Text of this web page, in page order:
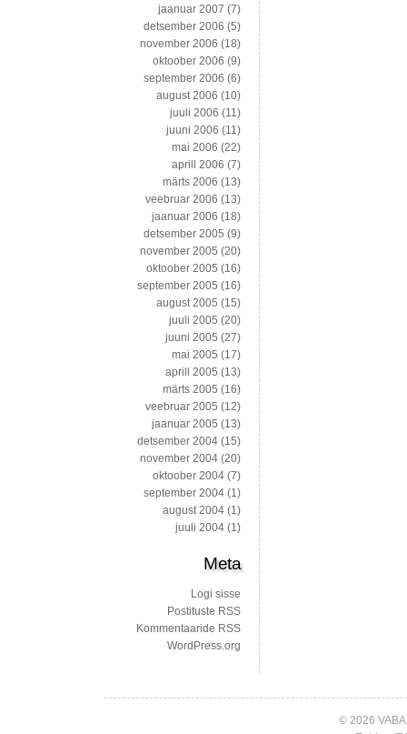
jaanuar 2007 (7)
detsember 2006 (5)
november 2006 (18)
oktoober 2006 (9)
september 2006 (6)
august 2006 (10)
juuli 2006 (11)
juuni 2006 (11)
mai 2006 (22)
aprill 2006 (7)
märts 2006 (13)
veebruar 2006 (13)
jaanuar 2006 (18)
detsember 2005 (9)
november 2005 (20)
oktoober 2005 (16)
september 2005 (16)
august 2005 (15)
juuli 2005 (20)
juuni 2005 (27)
mai 2005 (17)
aprill 2005 (13)
märts 2005 (16)
veebruar 2005 (12)
jaanuar 2005 (13)
detsember 2004 (15)
november 2004 (20)
oktoober 2004 (7)
september 2004 (1)
august 2004 (1)
juuli 2004 (1)
Meta
Logi sisse
Postituste RSS
Kommentaaride RSS
WordPress.org
© 2026